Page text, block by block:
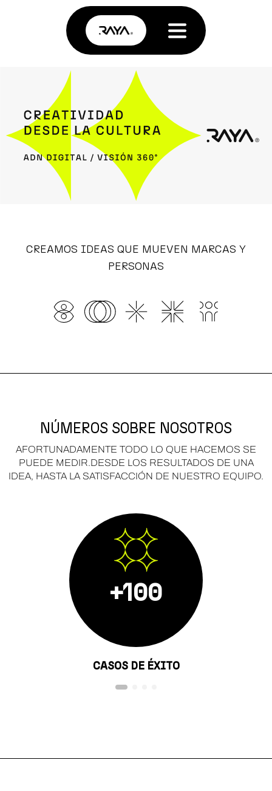
CREAMOS IDEAS QUE MUEVEN MARCAS Y
PERSONAS
NÚMEROS SOBRE NOSOTROS
AFORTUNADAMENTE TODO LO QUE HACEMOS SE
PUEDE MEDIR.DESDE LOS RESULTADOS DE UNA
IDEA, HASTA LA SATISFACCIÓN DE NUESTRO EQUIPO.
+100
CASOS DE ÉXITO